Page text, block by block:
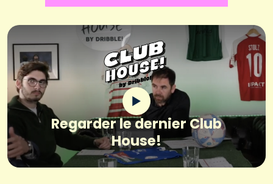
Regarder le dernier Club
House!